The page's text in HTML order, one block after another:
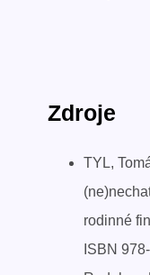
Zdroje
TYL,
rodinné
ISBN